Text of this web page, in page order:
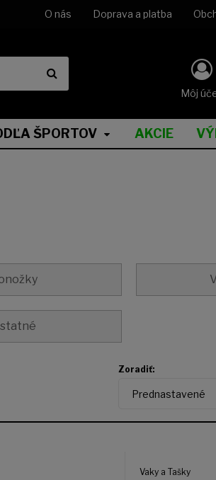
O nás Doprava a platba
Môj
ŠPORTOV AKCIE
Zoradiť:
Prednastavené
Vaky a Tašky